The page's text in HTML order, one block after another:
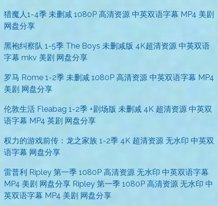
猎魔人1-4季 未删减 1080P 高清资源 中英双语字幕 MP4 美剧
网盘分享
黑袍纠察队 1-5季 The Boys 未删减版 4K超清资源 中英双语
字幕 mkv 美剧 网盘分享
罗马 Rome 1-2季 未删减 1080P 高清资源 中英双语字幕 MP4
美剧 网盘分享
伦敦生活 Fleabag 1-2季 +剧场版 未删减 4K 超清资源 中英双
语字幕 MP4 英剧 网盘分享
权力的游戏前传：龙之家族 1-2季 4K 超清资源 无水印 中英双
语字幕 网盘分享
雷普利 Ripley 第一季 1080P 高清资源 无水印 中英双语字幕
MP4 美剧 网盘分享 Ripley 第一季 1080P 高清资源 无水印 中
英双语字幕 MP4 美剧 网盘分享